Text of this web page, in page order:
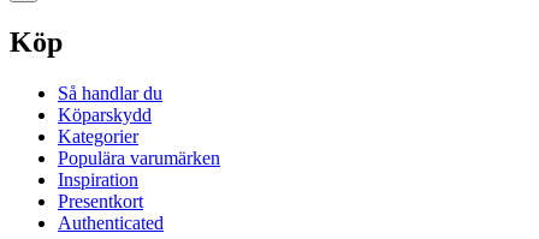
Köp
Så handlar du
Köparskydd
Kategorier
Populära varumärken
Inspiration
Presentkort
Authenticated